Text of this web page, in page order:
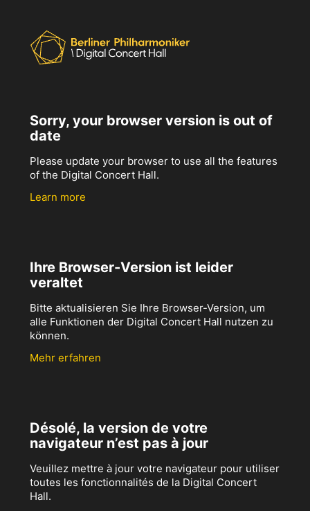
Sorry, your browser version is out of
date
Please update your browser to use all the features
of the Digital Concert Hall.
Learn more
Ihre Browser-Version ist leider
veraltet
Bitte aktualisieren Sie Ihre Browser-Version, um
alle Funktionen der Digital Concert Hall nutzen zu
können.
Mehr erfahren
Désolé, la version de votre
navigateur n’est pas à jour
Veuillez mettre à jour votre navigateur pour utiliser
toutes les fonctionnalités de la Digital Concert
Hall.